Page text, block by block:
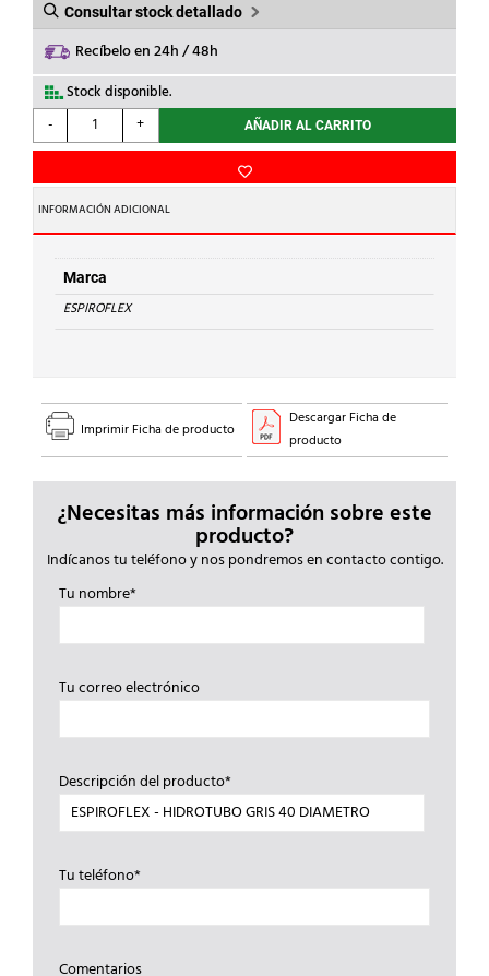
Consultar stock detallado
Recíbelo en 24h / 48h
Stock disponible.
-
ESPIROFLEX
-
GRIS
40
DIAMETRO
cantidad
+ AÑADIR AL CARRITO
INFORMACIÓN ADICIONAL
Marca
ESPIROFLEX
Imprimir Ficha de producto
Descargar Ficha de
producto
¿Necesitas más información sobre este
producto?
Indícanos tu teléfono y nos pondremos en contacto contigo.
Tu nombre*
Tu correo electrónico
Descripción del producto*
Tu teléfono*
Comentarios